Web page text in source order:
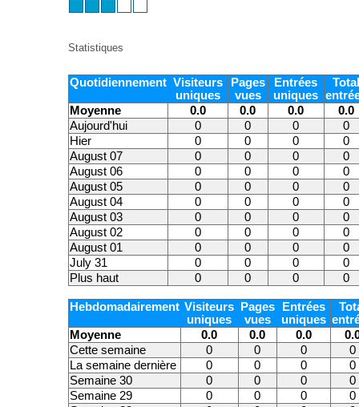
Statistiques
Quotidiennement Visiteurs
uniques
Pages
vues
Entrées
uniques
Moyenne
0.0 0.0 0.0
0.0
Aujourd'hui
0 0 0
0
Hier
0 0 0
0
August 07
0 0 0
0
August 06
0 0 0
0
August 05
0 0 0
0
August 04
0 0 0
0
August 03
0 0 0
0
August 02
0 0 0
0
August 01
0 0 0
0
July 31
0 0 0
0
Plus haut
0 0 0 0
Hebdomadairement Visiteurs
uniques
Pages
vues
Entrées
uniques
Moyenne
0.0 0.0 0.0
Cette semaine
0 0 0
0
La semaine dernière
0 0 0
0
Semaine 30
0 0 0
0
Semaine 29
0 0 0
0